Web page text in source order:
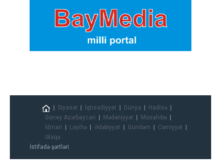
Siyasət İqtisadiyyat Dünya
Hadisə
Güney Azərbaycan
Mədəniyyət
Müsahibə
İdman
Layihə Ədəbiyyat Gündəm
Cəmiyyət
Əlaqə
İstifadə şərtləri